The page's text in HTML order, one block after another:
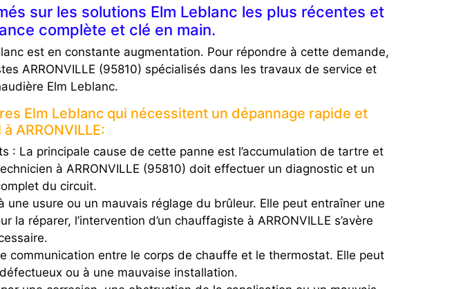
sur les solutions Elm Leblanc les plus récentes et
complète et clé en main.
est en constante augmentation. Pour répondre à cette demande,
ARRONVILLE (95810) spécialisés dans les travaux de service et
Elm Leblanc.
Elm Leblanc qui nécessitent un dépannage rapide et
ARRONVILLE:
: La principale cause de cette panne est l’accumulation de tartre et
à ARRONVILLE (95810) doit effectuer un diagnostic et un
du circuit.
usure ou un mauvais réglage du brûleur. Elle peut entraîner une
réparer, l’intervention d’un chauffagiste à ARRONVILLE s’avère
communication entre le corps de chauffe et le thermostat. Elle peut
ou à une mauvaise installation.